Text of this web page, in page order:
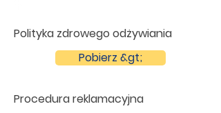
Polityka zdrowego odżywiania
Pobierz &gt;
Procedura reklamacyjna